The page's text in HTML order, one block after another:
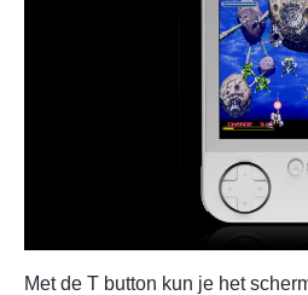
Met de T button kun je het